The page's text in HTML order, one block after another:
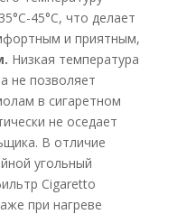
45°С, что делает
и приятным,
Низкая температура
не позволяет
в сигаретном
не оседает
В отличие
угольный
Cigaretto
при нагреве